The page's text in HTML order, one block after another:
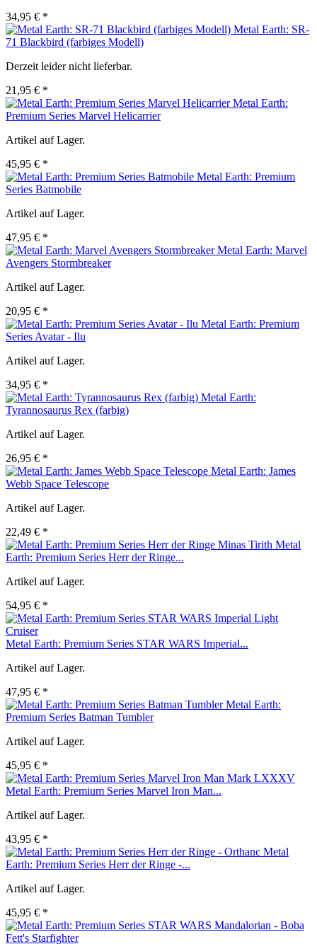
34,95 € *
Metal Earth: SR-
71 Blackbird (farbiges Modell)
Derzeit leider nicht lieferbar.
21,95 € *
Metal Earth:
Premium Series Marvel Helicarrier
Artikel auf Lager.
45,95 € *
Metal Earth: Premium
Series Batmobile
Artikel auf Lager.
47,95 € *
Metal Earth: Marvel
Avengers Stormbreaker
Artikel auf Lager.
20,95 € *
Metal Earth: Premium
Series Avatar - Ilu
Artikel auf Lager.
34,95 € *
Metal Earth:
Tyrannosaurus Rex (farbig)
Artikel auf Lager.
26,95 € *
Metal Earth: James
Webb Space Telescope
Artikel auf Lager.
22,49 € *
Metal
Earth: Premium Series Herr der Ringe...
Artikel auf Lager.
54,95 € *
Metal Earth: Premium Series STAR WARS Imperial...
Artikel auf Lager.
47,95 € *
Metal Earth:
Premium Series Batman Tumbler
Artikel auf Lager.
45,95 € *
Metal Earth: Premium Series Marvel Iron Man...
Artikel auf Lager.
43,95 € *
Metal
Earth: Premium Series Herr der Ringe -...
Artikel auf Lager.
45,95 € *